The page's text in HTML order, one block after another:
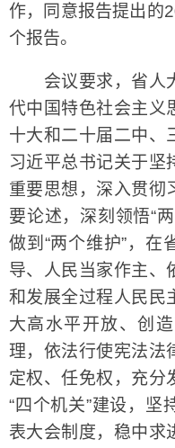
作，同意报告提出的
个报告。
会议要求，省人大
代中国特色社会主义
十大和二十届二中、
习近平总书记关于坚
重要思想，深入贯彻
要论述，深刻领悟“
做到“两个维护”，在
导、人民当家作主、
和发展全过程人民民
大高水平开放、创
理，依法行使宪法法
定权、任免权，充分
“四个机关”建设，坚
表大会制度，稳中求